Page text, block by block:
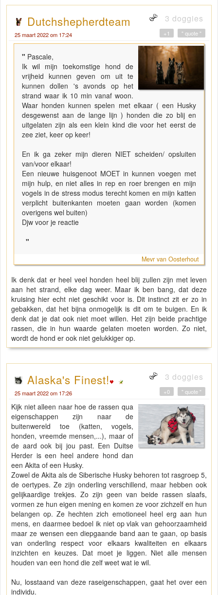
Dutchshepherdteam 3 doggies
25 maart 2022 om 17:24 " quote "
+1
" Pascale,
Ik wil mijn toekomstige hond de
vrijheid kunnen geven om uit te
kunnen dollen 's avonds op het
strand waar ik 10 min vanaf woon.
Waar honden kunnen spelen met elkaar ( een Husky
desgewenst aan de lange lijn ) honden die zo blij en
uitgelaten zijn als een klein kind die voor het eerst de
zee ziet, keer op keer!
En ik ga zeker mijn dieren NIET scheiden/ opsluiten
van/voor elkaar!
Een nieuwe huisgenoot MOET in kunnen voegen met
mijn hulp, en niet alles in rep en roer brengen en mijn
vogels in de stress modus terecht komen en mijn katten
verplicht buitenkanten moeten gaan worden (komen
overigens wel buiten)
Djw voor je reactie
"
Mevr van Oosterhout
Ik denk dat er heel veel honden heel blij zullen zijn met leven
aan het strand, elke dag weer. Maar ik ben bang, dat deze
kruising hier echt niet geschikt voor is. Dit instinct zit er zo in
gebakken, dat het bijna onmogelijk is dit om te buigen. En ik
denk dat je dat ook niet moet willen. Het zijn beide prachtige
rassen, die in hun waarde gelaten moeten worden. Zo niet,
wordt de hond er ook niet gelukkiger op.
Alaska's Finest! 3 doggies
25 maart 2022 om 17:26 " quote "
+0
Kijk niet alleen naar hoe de rassen qua
eigenschappen zijn naar de
buitenwereld toe (katten, vogels,
honden, vreemde mensen,...), maar of
de aard ook bij jou past. Een Duitse
Herder is een heel andere hond dan
een Akita of een Husky.
Zowel de Akita als de Siberische Husky behoren tot rasgroep 5,
de oertypes. Ze zijn onderling verschillend, maar hebben ook
gelijkaardige trekjes. Zo zijn geen van beide rassen slaafs,
vormen ze hun eigen mening en komen ze voor zichzelf en hun
belangen op. Ze hechten zich emotioneel heel erg aan hun
mens, en daarmee bedoel ik niet op vlak van gehoorzaamheid
maar ze wensen een diepgaande band aan te gaan, op basis
van onderling respect voor elkaars kwaliteiten en elkaars
inzichten en keuzes. Dat moet je liggen. Niet alle mensen
houden van een hond die zelf weet wat ie wil.
Nu, losstaand van deze raseigenschappen, gaat het over een
individu.